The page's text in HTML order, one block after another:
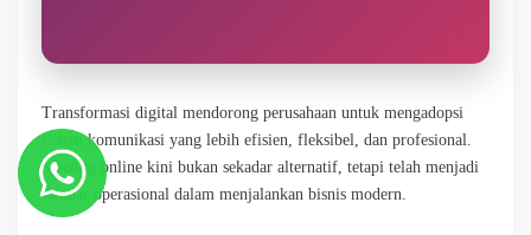
Transformasi digital mendorong perusahaan untuk mengadopsi
sistem komunikasi yang lebih efisien, fleksibel, dan profesional.
Meeting online kini bukan sekadar alternatif, tetapi telah menjadi
standar operasional dalam menjalankan bisnis modern.